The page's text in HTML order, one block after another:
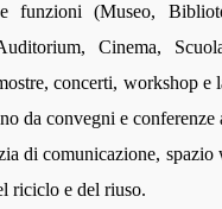
funzioni (Museo,
Cinema,
concerti, workshop e
da convegni e
di comunicazione,
riciclo e del riuso.